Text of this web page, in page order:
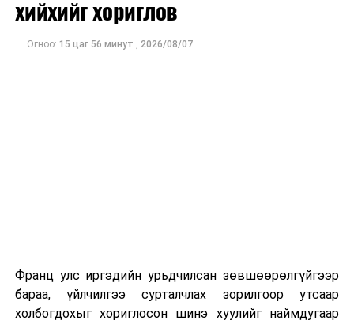
ажлаас нь чөлөөллөө. Гаалийн байгууллагад
хэргүүд илрээд байгаа юм. Гаалийн
хийхийг хориглов
Огноо: 15 цаг 56 минут , 2026/08/07
Франц улс иргэдийн урьдчилсан зөвшөөрөлгүйгээр
бараа, үйлчилгээ сурталчлах зорилгоор утсаар
холбогдохыг хориглосон шинэ хуулийг наймдугаар